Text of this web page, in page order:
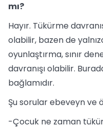
mı?
Hayır. Tükürme
olabilir, bazen de
oyunlaştırma, sınır
davranışı olabilir.
bağlamıdır.
Şu sorular ebeveyn
-Çocuk ne zaman